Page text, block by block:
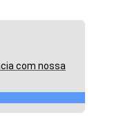
com nossa